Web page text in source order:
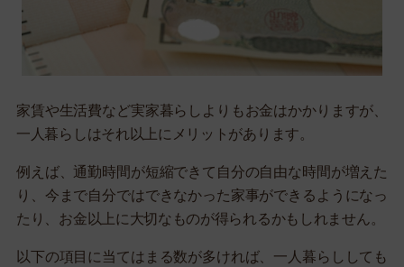
家賃や生活費など実家暮らしよりもお金はかかりますが、
一人暮らしはそれ以上にメリットがあります。
例えば、通勤時間が短縮できて自分の自由な時間が増えた
り、今まで自分ではできなかった家事ができるようになっ
たり、お金以上に大切なものが得られるかもしれません。
以下の項目に当てはまる数が多ければ、一人暮らししても